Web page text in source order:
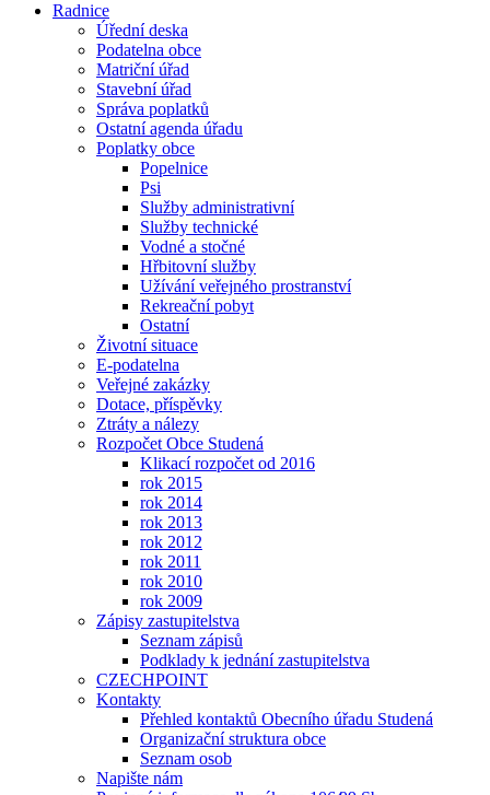
Radnice
Úřední deska
Podatelna obce
Matriční úřad
Stavební úřad
Správa poplatků
Ostatní agenda úřadu
Poplatky obce
Popelnice
Psi
Služby administrativní
Služby technické
Vodné a stočné
Hřbitovní služby
Užívání veřejného prostranství
Rekreační pobyt
Ostatní
Životní situace
E-podatelna
Veřejné zakázky
Dotace, příspěvky
Ztráty a nálezy
Rozpočet Obce Studená
Klikací rozpočet od 2016
rok 2015
rok 2014
rok 2013
rok 2012
rok 2011
rok 2010
rok 2009
Zápisy zastupitelstva
Seznam zápisů
Podklady k jednání zastupitelstva
CZECHPOINT
Kontakty
Přehled kontaktů Obecního úřadu Studená
Organizační struktura obce
Seznam osob
Napište nám